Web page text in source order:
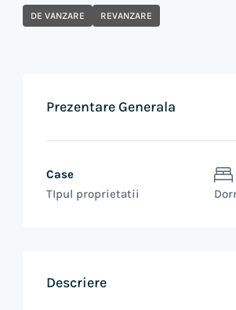
DE VANZARE REVANZARE
Prezentare Generala
Case
TIpul proprietatii
Descriere